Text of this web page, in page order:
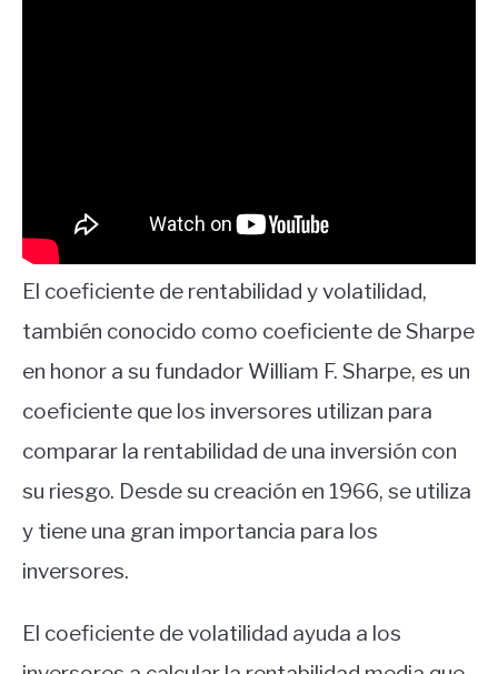
El coeficiente de rentabilidad y volatilidad,
también conocido como coeficiente de Sharpe
en honor a su fundador William F. Sharpe, es un
coeficiente que los inversores utilizan para
comparar la rentabilidad de una inversión con
su riesgo. Desde su creación en 1966, se utiliza
y tiene una gran importancia para los
inversores.
El coeficiente de volatilidad ayuda a los